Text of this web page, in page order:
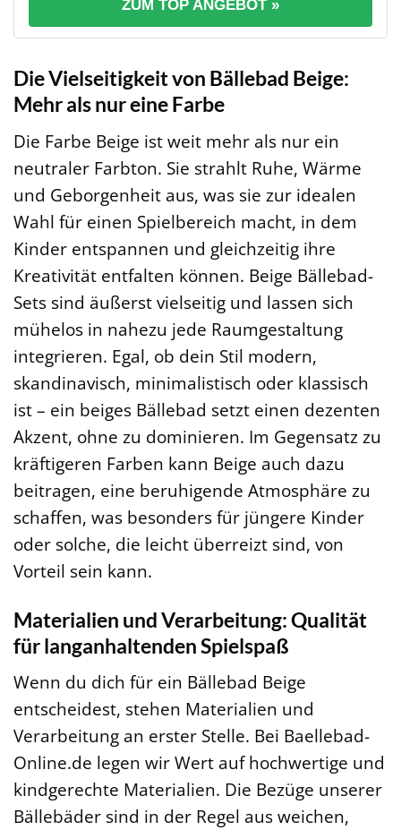
ZUM TOP ANGEBOT »
Die Vielseitigkeit von Bällebad Beige:
Mehr als nur eine Farbe
Die Farbe Beige ist weit mehr als nur ein
neutraler Farbton. Sie strahlt Ruhe, Wärme
und Geborgenheit aus, was sie zur idealen
Wahl für einen Spielbereich macht, in dem
Kinder entspannen und gleichzeitig ihre
Kreativität entfalten können. Beige Bällebad-
Sets sind äußerst vielseitig und lassen sich
mühelos in nahezu jede Raumgestaltung
integrieren. Egal, ob dein Stil modern,
skandinavisch, minimalistisch oder klassisch
ist – ein beiges Bällebad setzt einen dezenten
Akzent, ohne zu dominieren. Im Gegensatz zu
kräftigeren Farben kann Beige auch dazu
beitragen, eine beruhigende Atmosphäre zu
schaffen, was besonders für jüngere Kinder
oder solche, die leicht überreizt sind, von
Vorteil sein kann.
Materialien und Verarbeitung: Qualität
für langanhaltenden Spielspaß
Wenn du dich für ein Bällebad Beige
entscheidest, stehen Materialien und
Verarbeitung an erster Stelle. Bei Baellebad-
Online.de legen wir Wert auf hochwertige und
kindgerechte Materialien. Die Bezüge unserer
Bällebäder sind in der Regel aus weichen,